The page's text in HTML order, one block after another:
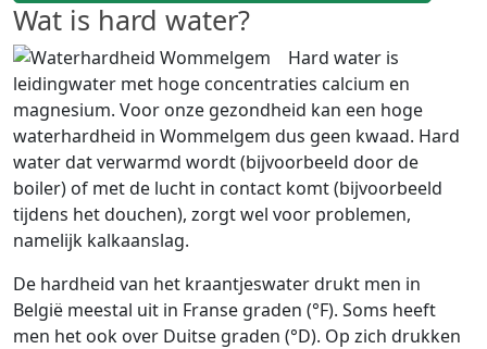
Wat is hard water?
Hard water is
leidingwater met hoge concentraties calcium en
magnesium. Voor onze gezondheid kan een hoge
waterhardheid in Wommelgem dus geen kwaad. Hard
water dat verwarmd wordt (bijvoorbeeld door de
boiler) of met de lucht in contact komt (bijvoorbeeld
tijdens het douchen), zorgt wel voor problemen,
namelijk kalkaanslag.
De hardheid van het kraantjeswater drukt men in
België meestal uit in Franse graden (°F). Soms heeft
men het ook over Duitse graden (°D). Op zich drukken